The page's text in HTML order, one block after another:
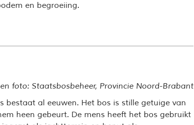
en begroeiing.
en foto: Staatsbosbeheer, Provincie Noord-Brabant
bestaat al eeuwen. Het bos is stille getuige van
heen gebeurt. De mens heeft het bos gebruikt